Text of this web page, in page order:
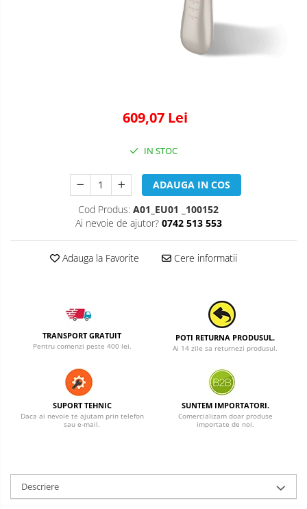
609,07 Lei
IN STOC
ADAUGA IN COS
Cod Produs: A01_EU01 _100152
Ai nevoie de ajutor? 0742 513 553
Adauga la Favorite Cere informatii
TRANSPORT GRATUIT
Pentru comenzi peste 400 lei.
POTI RETURNA PRODUSUL.
Ai 14 zile sa returnezi produsul.
SUPORT TEHNIC
Daca ai nevoie te ajutam prin telefon
sau e-mail.
SUNTEM IMPORTATORI.
Comercializam doar produse
importate de noi.
Descriere